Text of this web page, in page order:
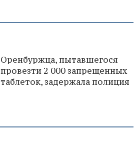
Оренбуржца, пытавшегося
провезти 2 000 запрещенных
таблеток, задержала полиция